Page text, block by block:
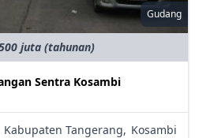
Gudang
juta (tahunan)
Sentra Kosambi
Kabupaten Tangerang, Kosambi